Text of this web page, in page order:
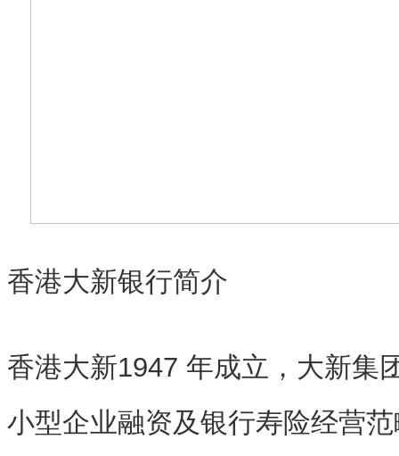
香港大新银行简介
香港大新1947 年成立，大新集
小型企业融资及银行寿险经营